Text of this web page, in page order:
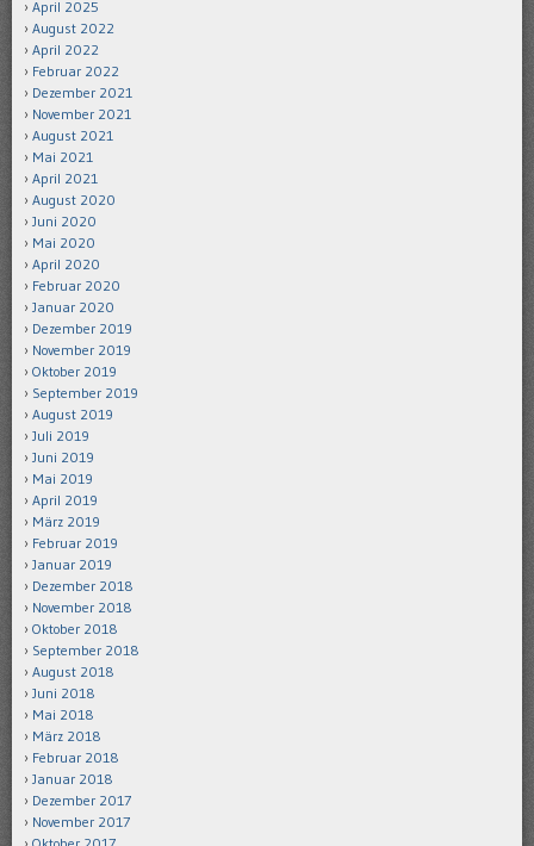
April 2025
August 2022
April 2022
Februar 2022
Dezember 2021
November 2021
August 2021
Mai 2021
April 2021
August 2020
Juni 2020
Mai 2020
April 2020
Februar 2020
Januar 2020
Dezember 2019
November 2019
Oktober 2019
September 2019
August 2019
Juli 2019
Juni 2019
Mai 2019
April 2019
März 2019
Februar 2019
Januar 2019
Dezember 2018
November 2018
Oktober 2018
September 2018
August 2018
Juni 2018
Mai 2018
März 2018
Februar 2018
Januar 2018
Dezember 2017
November 2017